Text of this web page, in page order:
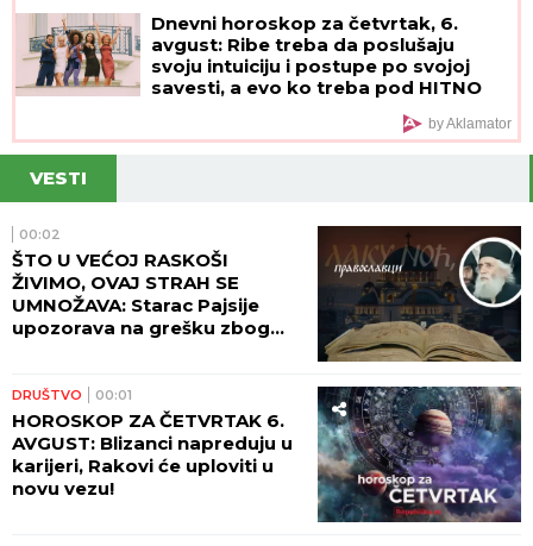
Dnevni horoskop za četvrtak, 6.
avgust: Ribe treba da poslušaju
svoju intuiciju i postupe po svojoj
savesti, a evo ko treba pod HITNO
by Aklamator
VESTI
00:02
ŠTO U VEĆOJ RASKOŠI
ŽIVIMO, OVAJ STRAH SE
UMNOŽAVA: Starac Pajsije
upozorava na grešku zbog
DRUŠTVO 00:01
HOROSKOP ZA ČETVRTAK 6.
AVGUST: Blizanci napreduju u
karijeri, Rakovi će uploviti u
novu vezu!